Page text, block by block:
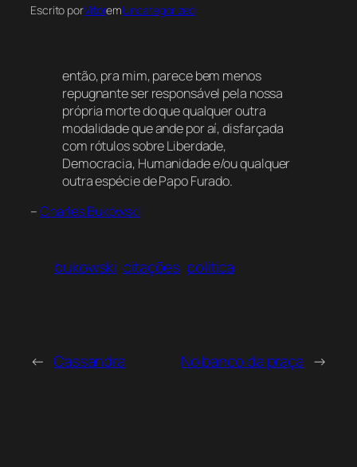
Escrito porVitoremUncategorized
então, pra mim, parece bem menos
repugnante ser responsável pela nossa
própria morte do que qualquer outra
modalidade que ande por aí, disfarçada
com rótulos sobre Liberdade,
Democracia, Humanidade e/ou qualquer
outra espécie de Papo Furado.
–Charles Bukowski
bukowski citações politica
← Cassandra No banco da praça →